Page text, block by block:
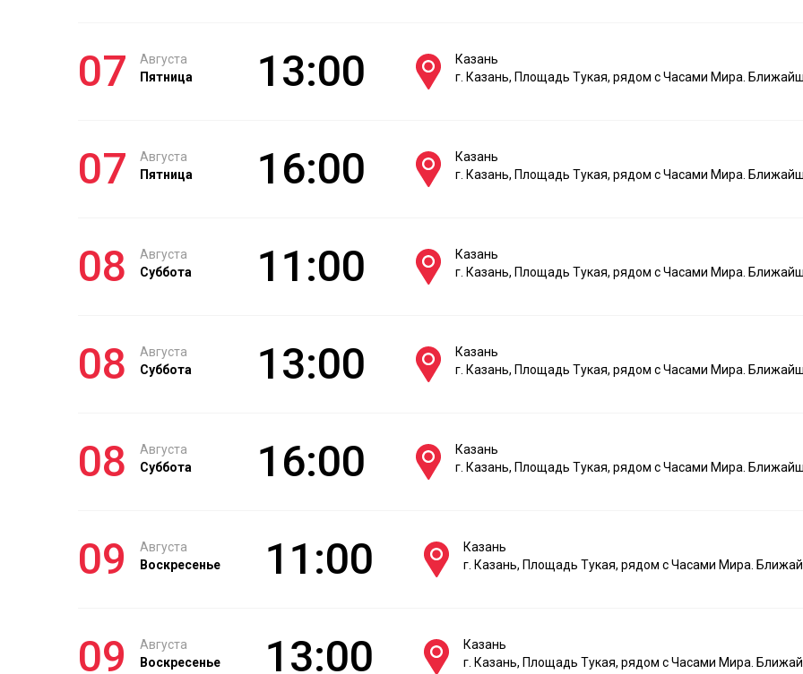
07
Августа
Пятница
13:00
Казань
г. Казань, Площадь Тукая, рядом с Часами Мира.
07
Августа
Пятница
16:00
Казань
г. Казань, Площадь Тукая, рядом с Часами Мира.
08
Августа
Суббота
11:00
Казань
г. Казань, Площадь Тукая, рядом с Часами Мира.
08
Августа
Суббота
13:00
Казань
г. Казань, Площадь Тукая, рядом с Часами Мира.
08
Августа
Суббота
16:00
Казань
г. Казань, Площадь Тукая, рядом с Часами Мира.
09
Августа
Воскресенье
11:00
Казань
г. Казань, Площадь Тукая, рядом с Часами Мира.
09
Августа
Воскресенье
13:00
Казань
г. Казань, Площадь Тукая, рядом с Часами Мира.